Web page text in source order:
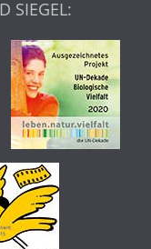
SIEGEL: